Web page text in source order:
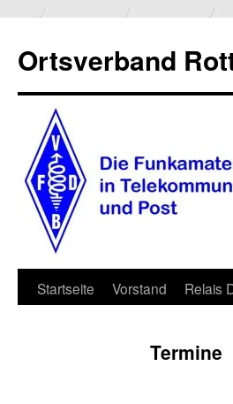
Ortsverband
Zum
Startseite Vorstand Relais
Termine